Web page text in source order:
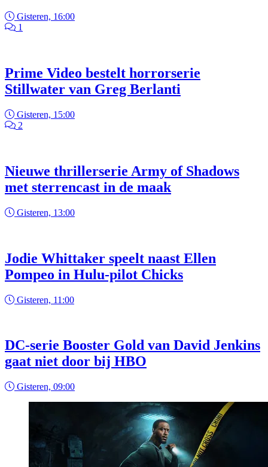
Gisteren, 16:00
1
Prime Video bestelt horrorserie
Stillwater van Greg Berlanti
Gisteren, 15:00
2
Nieuwe thrillerserie Army of Shadows
met sterrencast in de maak
Gisteren, 13:00
Jodie Whittaker speelt naast Ellen
Pompeo in Hulu-pilot Chicks
Gisteren, 11:00
DC-serie Booster Gold van David Jenkins
gaat niet door bij HBO
Gisteren, 09:00